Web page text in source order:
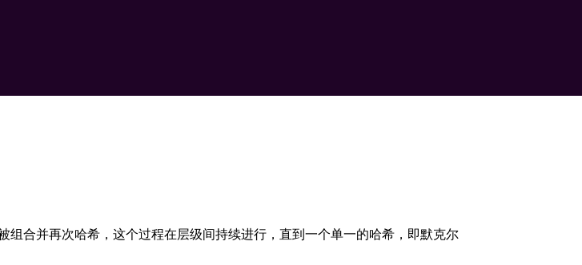
合并再次哈希，这个过程在层级间持续进行，直到一个单一的哈希，即默克尔